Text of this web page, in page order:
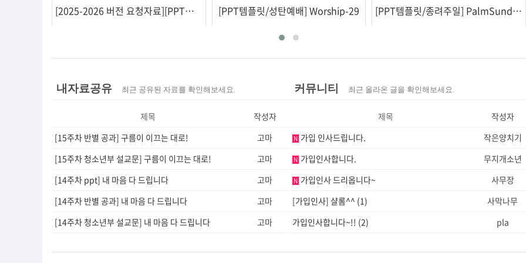
[2025-2026 버전 요청자료][PPT템플릿/송구영신] Worship-20, Worship-28 [PPT템플릿/성탄예배] Worship-29 [PPT템플릿/종려주일] PalmSunday-1
내자료공유 최근 공유된 자료를 확인해보세요.
제목
작성자
[15주차 반별 공과] 구름이 이끄는 대로!
고마
[15주차 청소년부 설교문] 구름이 이끄는 대로!
고마
[14주차 ppt] 내 마음 다 드립니다
고마
[14주차 반별 공과] 내 마음 다 드립니다
고마
[14주차 청소년부 설교문] 내 마음 다 드립니다
고마
커뮤니티 최근 올라온 글을 확인해보세요.
제목 작성자
N 가입 인사드립니다. 작은양치기
N 가입인사합니다. 무지개소년
N 가입인사 드리옵니다~
사무장
[가입인사] 샬롬^^ (1)
사막나무
가입인사합니다~!! (2) pla